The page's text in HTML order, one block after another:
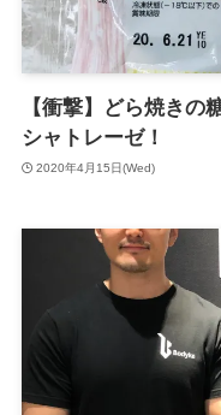
【衝撃】どら焼きの
シャトレーゼ！
2020年4月15日(Wed)